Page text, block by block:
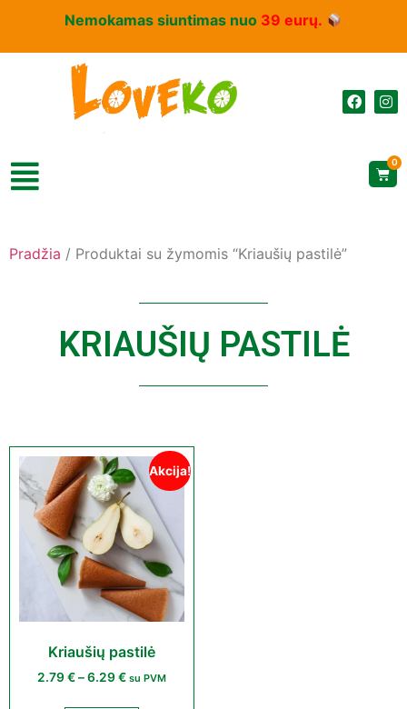
Nemokamas siuntimas nuo 39 eurų.
0
Pradžia / Produktai su žymomis “Kriaušių pastilė”
KRIAUŠIŲ PASTILĖ
Akcija!
Kriaušių pastilė
2.79€–6.29€ su PVM